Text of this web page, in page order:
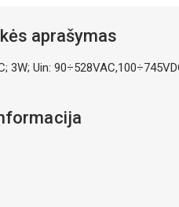
aprašymas
3W; Uin: